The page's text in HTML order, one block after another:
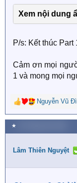
Xem nội dung
P/s: Kết thúc Part
Cảm ơn mọi
1 và mong mọi
R
e
a
c
i
n
Nguyễn Vũ
★
Lâm Thiên Nguyệt